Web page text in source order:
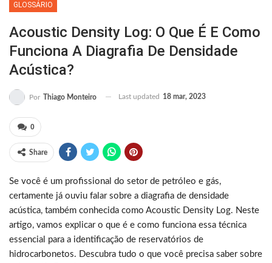
GLOSSÁRIO
Acoustic Density Log: O Que É E Como
Funciona A Diagrafia De Densidade
Acústica?
Por Thiago Monteiro Last updated 18 mar, 2023
0
Share
Se você é um profissional do setor de petróleo e gás,
certamente já ouviu falar sobre a diagrafia de densidade
acústica, também conhecida como Acoustic Density Log. Neste
artigo, vamos explicar o que é e como funciona essa técnica
essencial para a identificação de reservatórios de
hidrocarbonetos. Descubra tudo o que você precisa saber sobre